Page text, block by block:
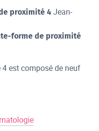
proximité 4Jean-
forme de proximité
est composé de neuf